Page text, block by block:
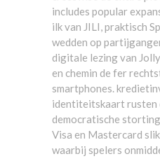
includes popular
ilk van JILI, praktisch
wedden op
digitale lezing van
en chemin de fer
smartphones.
identiteitskaart rusten
democratische
Visa en Mastercard
waarbij spelers